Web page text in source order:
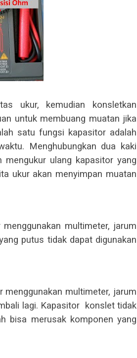
ukur, kemudian konsletkan
untuk membuang muatan jika
satu fungsi kapasitor adalah
Menghubungkan dua kaki
ulang kapasitor yang
ukur akan menyimpan muatan
multimeter, jarum
putus tidak dapat digunakan
multimeter, jarum
lagi. Kapasitor konslet tidak
bisa merusak komponen yang